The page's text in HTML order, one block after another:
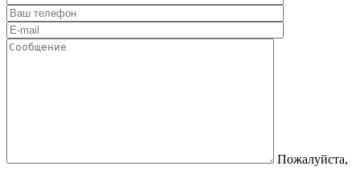
Пожалуйста,